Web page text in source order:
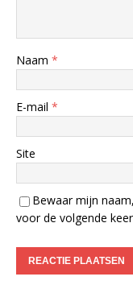
Naam *
E-mail *
Site
Bewaar mijn
voor de volgende